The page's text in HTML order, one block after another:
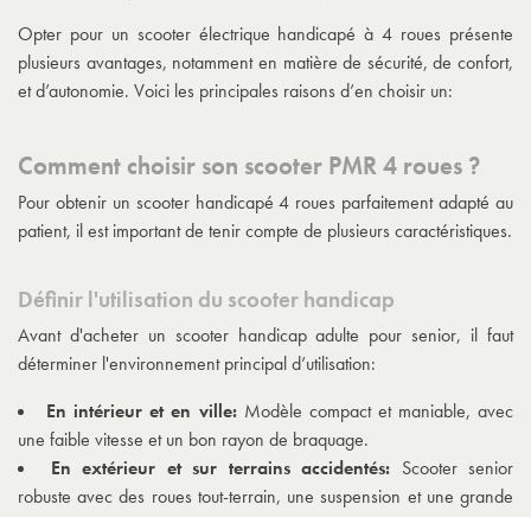
Opter pour un scooter électrique handicapé à 4 roues présente
plusieurs avantages, notamment en matière de sécurité, de confort,
et d’autonomie. Voici les principales raisons d’en choisir un:
Comment choisir son scooter PMR 4 roues ?
Pour obtenir un scooter handicapé 4 roues parfaitement adapté au
patient, il est important de tenir compte de plusieurs caractéristiques.
Définir l'utilisation du scooter handicap
Avant d'acheter un scooter handicap adulte pour senior, il faut
déterminer l'environnement principal d’utilisation:
En intérieur et en ville: Modèle compact et maniable, avec
une faible vitesse et un bon rayon de braquage.
En extérieur et sur terrains accidentés: Scooter senior
robuste avec des roues tout-terrain, une suspension et une grande